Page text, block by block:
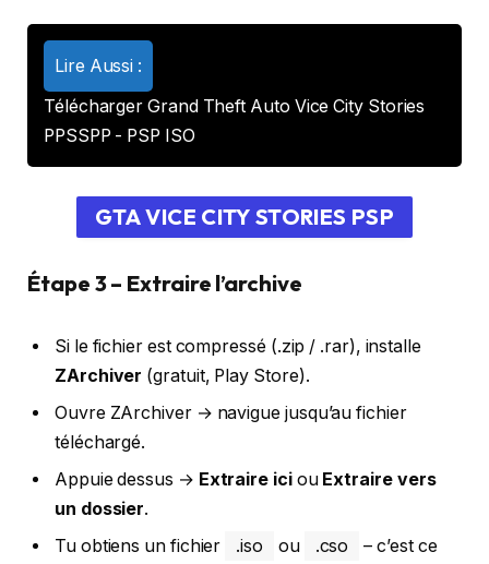
Lire Aussi :
Télécharger Grand Theft Auto Vice City Stories
PPSSPP - PSP ISO
GTA VICE CITY STORIES PSP
Étape 3 – Extraire l’archive
Si le fichier est compressé (.zip / .rar), installe
ZArchiver (gratuit, Play Store).
Ouvre ZArchiver → navigue jusqu’au fichier
téléchargé.
Appuie dessus → Extraire iciou Extraire vers
un dossier.
Tu obtiens un fichier
.iso ou .cso
– c’est ce